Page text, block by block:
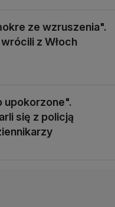
ze wzruszenia".
z Włoch
upokorzone".
się z policją